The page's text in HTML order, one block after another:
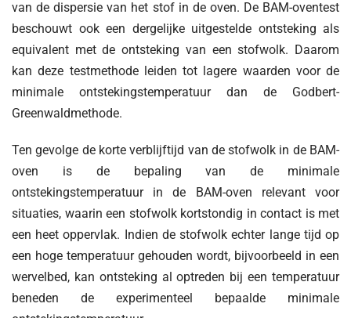
van de dispersie van het stof in de oven. De BAM-oventest
beschouwt ook een dergelijke uitgestelde ontsteking als
equivalent met de ontsteking van een stofwolk. Daarom
kan deze testmethode leiden tot lagere waarden voor de
minimale ontstekingstemperatuur dan de Godbert-
Greenwaldmethode.
Ten gevolge de korte verblijftijd van de stofwolk in de BAM-
oven is de bepaling van de minimale
ontstekingstemperatuur in de BAM-oven relevant voor
situaties, waarin een stofwolk kortstondig in contact is met
een heet oppervlak. Indien de stofwolk echter lange tijd op
een hoge temperatuur gehouden wordt, bijvoorbeeld in een
wervelbed, kan ontsteking al optreden bij een temperatuur
beneden de experimenteel bepaalde minimale